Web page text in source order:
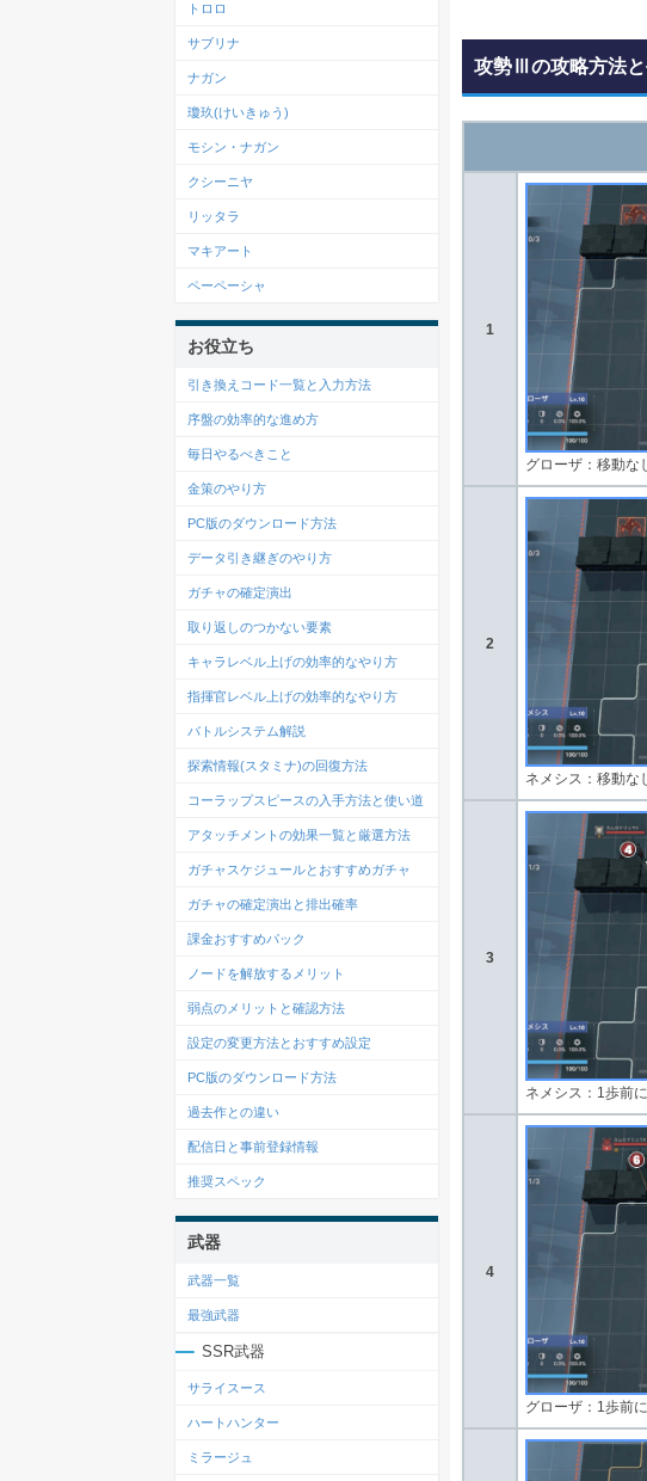
攻勢Ⅲの攻略方法
1
グローザ：移動な
2
ネメシス：移動な
3
ネメシス：1歩前
4
グローザ：1歩前
トロロ
サブリナ
ナガン
瓊玖(けいきゅう)
モシン・ナガン
クシーニヤ
リッタラ
マキアート
ペーペーシャ
お役立ち
引き換えコード一覧と入力方法
序盤の効率的な進め方
毎日やるべきこと
金策のやり方
PC版のダウンロード方法
データ引き継ぎのやり方
ガチャの確定演出
取り返しのつかない要素
キャラレベル上げの効率的なやり方
指揮官レベル上げの効率的なやり方
バトルシステム解説
探索情報(スタミナ)の回復方法
コーラップスピースの入手方法と使い道
アタッチメントの効果一覧と厳選方法
ガチャスケジュールとおすすめガチャ
ガチャの確定演出と排出確率
課金おすすめパック
ノードを解放するメリット
弱点のメリットと確認方法
設定の変更方法とおすすめ設定
PC版のダウンロード方法
過去作との違い
配信日と事前登録情報
推奨スペック
武器
武器一覧
最強武器
SSR武器
サライスース
ハートハンター
ミラージュ